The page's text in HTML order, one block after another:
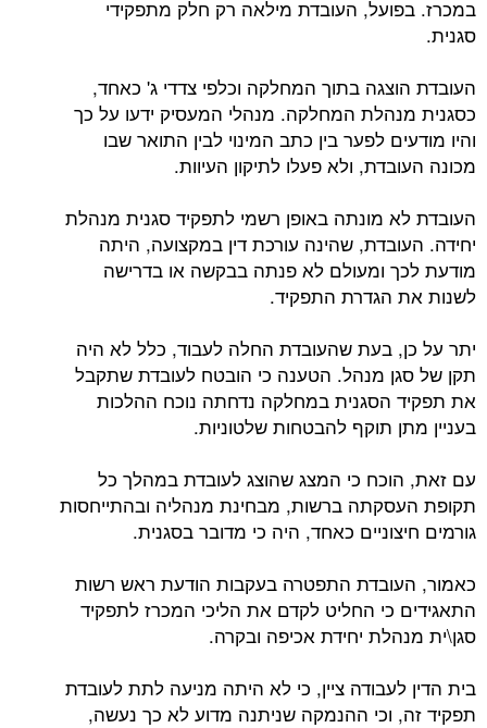
במכרז. בפועל, העובדת מילאה רק חלק מתפקידי
סגנית.
העובדת הוצגה בתוך המחלקה וכלפי צדדי ג' כאחד,
כסגנית מנהלת המחלקה. מנהלי המעסיק ידעו על כך
והיו מודעים לפער בין כתב המינוי לבין התואר שבו
מכונה העובדת, ולא פעלו לתיקון העיוות.
העובדת לא מונתה באופן רשמי לתפקיד סגנית מנהלת
יחידה. העובדת, שהינה עורכת דין במקצועה, היתה
מודעת לכך ומעולם לא פנתה בבקשה או בדרישה
לשנות את הגדרת התפקיד.
יתר על כן, בעת שהעובדת החלה לעבוד, כלל לא היה
תקן של סגן מנהל. הטענה כי הובטח לעובדת שתקבל
את תפקיד הסגנית במחלקה נדחתה נוכח ההלכות
בעניין מתן תוקף להבטחות שלטוניות.
עם זאת, הוכח כי המצג שהוצג לעובדת במהלך כל
תקופת העסקתה ברשות, מבחינת מנהליה ובהתייחסות
גורמים חיצוניים כאחד, היה כי מדובר בסגנית.
כאמור, העובדת התפטרה בעקבות הודעת ראש רשות
התאגידים כי החליט לקדם את הליכי המכרז לתפקיד
סגן\ית מנהלת יחידת אכיפה ובקרה.
בית הדין לעבודה ציין, כי לא היתה מניעה לתת לעובדת
תפקיד זה, וכי ההנמקה שניתנה מדוע לא כך נעשה,